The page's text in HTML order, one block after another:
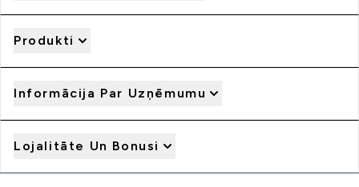
Produkti
Informācija Par Uzņēmumu
Lojalitāte Un Bonusi